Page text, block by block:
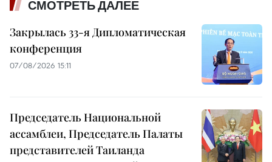
СМОТРЕТЬ ДАЛЕЕ
Закрылась 33-я Дипломатическая
конференция
07/08/2026 15:11
Председатель Национальной
ассамблеи, Председатель Палаты
представителей Таиланда